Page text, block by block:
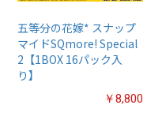
五等分の花嫁* スナップ
マイドSQmore! Special
2【1BOX 16パック入
り】
￥8,800